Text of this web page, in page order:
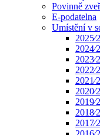
Povinně
E-podatelna
Umístění v